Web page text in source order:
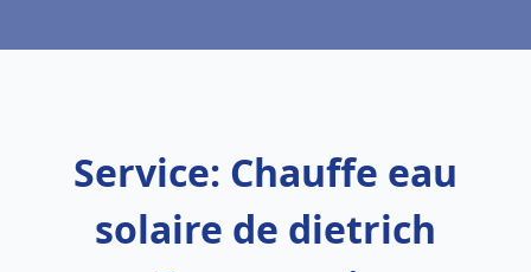
Service: Chauffe eau
solaire de dietrich